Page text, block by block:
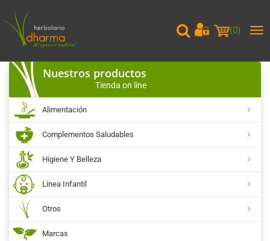
(0)
Nuestros productos
Tienda on line
Alimentación
Complementos Saludables
Higiene Y Belleza
Línea Infantil
Otros
Marcas